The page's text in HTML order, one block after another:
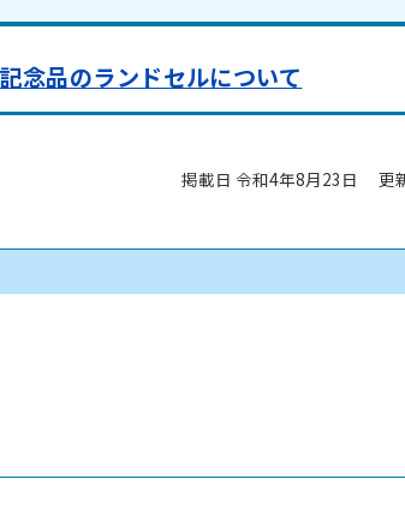
念品のランドセルについて
掲載日 令和4年8月23日 更